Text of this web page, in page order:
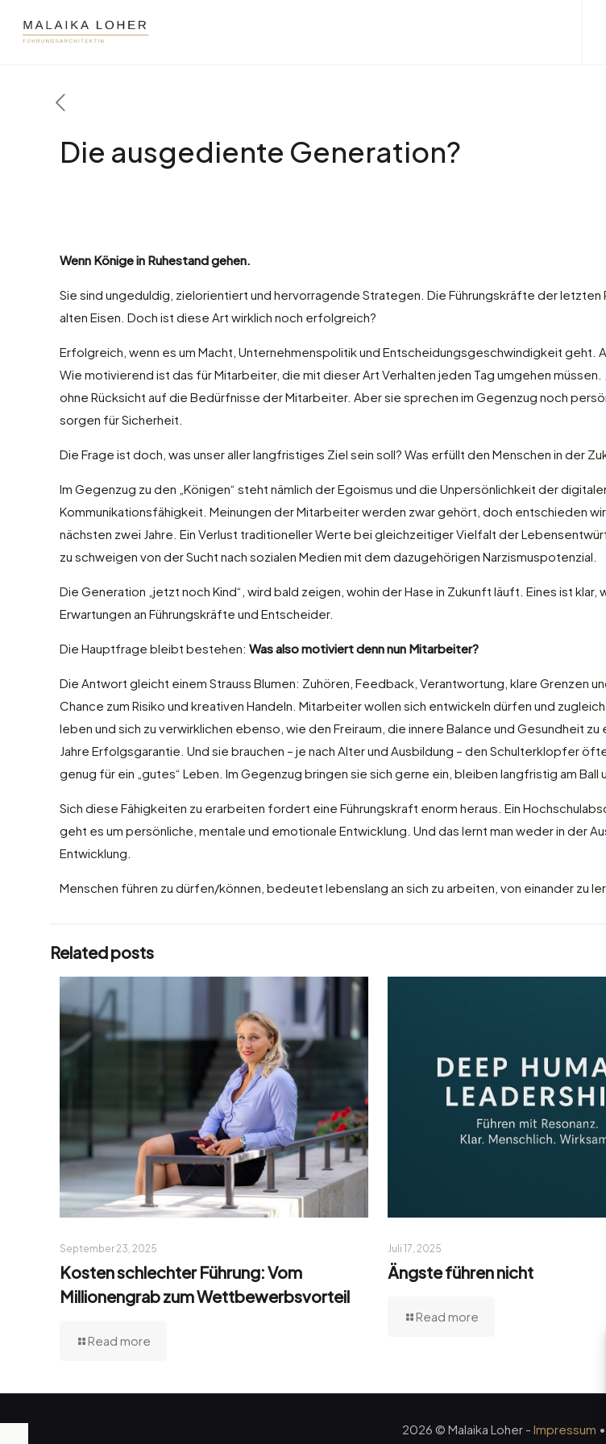
Die ausgediente Generation?
Wenn Könige in Ruhestand gehen.
Sie sind ungeduldig, zielorientiert und hervorragende Strategen. Die Führungskräfte der letzten
alten Eisen. Doch ist diese Art wirklich noch erfolgreich?
Erfolgreich, wenn es um Macht, Unternehmenspolitik und Entscheidungsgeschwindigkeit geht.
Wie motivierend ist das für Mitarbeiter, die mit dieser Art Verhalten jeden Tag umgehen
ohne Rücksicht auf die Bedürfnisse der Mitarbeiter. Aber sie sprechen im Gegenzug noch
sorgen für Sicherheit.
Die Frage ist doch, was unser aller langfristiges Ziel sein soll? Was erfüllt den Menschen in der
Im Gegenzug zu den „Königen“ steht nämlich der Egoismus und die Unpersönlichkeit der
Kommunikationsfähigkeit. Meinungen der Mitarbeiter werden zwar gehört, doch entschieden
nächsten zwei Jahre. Ein Verlust traditioneller Werte bei gleichzeitiger Vielfalt der
zu schweigen von der Sucht nach sozialen Medien mit dem dazugehörigen Narzismuspotenzial.
Die Generation „jetzt noch Kind“, wird bald zeigen, wohin der Hase in Zukunft läuft. Eines ist
Erwartungen an Führungskräfte und Entscheider.
Die Hauptfrage bleibt bestehen: Was also motiviert denn nun Mitarbeiter?
Die Antwort gleicht einem Strauss Blumen: Zuhören, Feedback, Verantwortung, klare Grenzen
Chance zum Risiko und kreativen Handeln. Mitarbeiter wollen sich entwickeln dürfen und
leben und sich zu verwirklichen ebenso, wie den Freiraum, die innere Balance und Gesundheit
Jahre Erfolgsgarantie. Und sie brauchen – je nach Alter und Ausbildung – den Schulterklopfer
genug für ein „gutes“ Leben. Im Gegenzug bringen sie sich gerne ein, bleiben langfristig am Ball
Sich diese Fähigkeiten zu erarbeiten fordert eine Führungskraft enorm heraus. Ein
geht es um persönliche, mentale und emotionale Entwicklung. Und das lernt man weder in der
Entwicklung.
Menschen führen zu dürfen/können, bedeutet lebenslang an sich zu arbeiten, von einander zu
Related posts
September 23, 2025
Kosten schlechter Führung: Vom
Millionengrab zum Wettbewerbsvorteil
Read more
Juli 17, 2025
Ängste führen nicht
Read more
2026 © Malaika Loher - Impressum •